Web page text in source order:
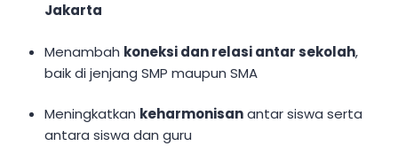
Jakarta
Menambah koneksi dan relasi antar sekolah,
baik di jenjang SMP maupun SMA
Meningkatkan keharmonisanantar siswa serta
antara siswa dan guru